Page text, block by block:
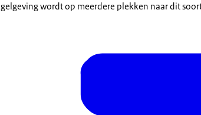
wordt op meerdere plekken naar dit